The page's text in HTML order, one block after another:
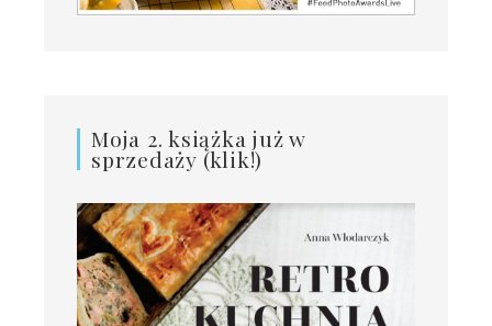
Moja 2. książka już w
sprzedaży (klik!)